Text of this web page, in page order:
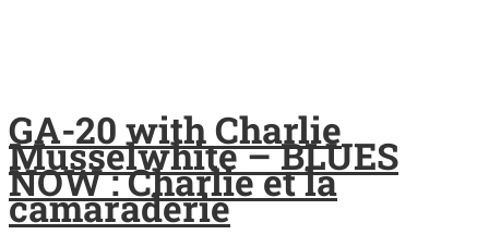
GA-20 with Charlie
Musselwhite – BLUES
NOW : Charlie et la
camaraderie